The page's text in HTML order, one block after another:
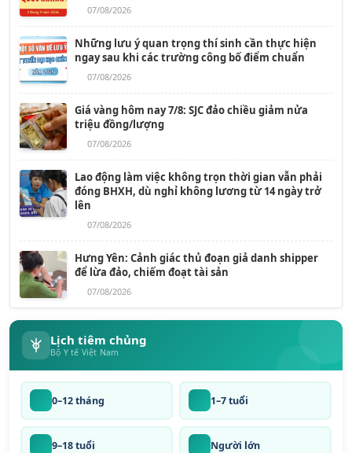
07/08/2026
Những lưu ý quan trọng thí sinh cần thực hiện
ngay sau khi các trường công bố điểm chuẩn
07/08/2026
Giá vàng hôm nay 7/8: SJC đảo chiều giảm nửa
triệu đồng/lượng
07/08/2026
Lao động làm việc không trọn thời gian vẫn phải
đóng BHXH, dù nghỉ không lương từ 14 ngày trở
lên
07/08/2026
Hưng Yên: Cảnh giác thủ đoạn giả danh shipper
để lừa đảo, chiếm đoạt tài sản
07/08/2026
Lịch tiêm chủng
Bộ Y tế Việt Nam
0–12 tháng 1–7 tuổi
9–18 tuổi Người lớn